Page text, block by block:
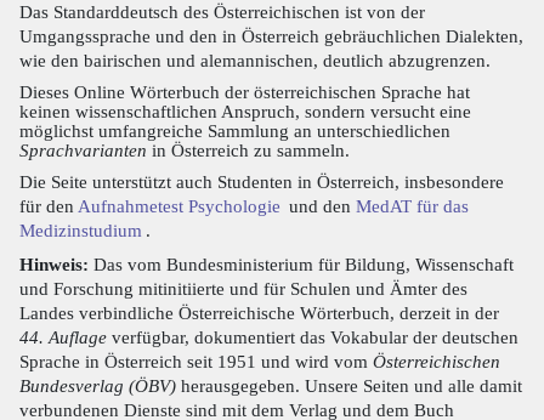
Das Standarddeutsch des Österreichischen ist von der
Umgangssprache und den in Österreich gebräuchlichen Dialekten,
wie den bairischen und alemannischen, deutlich abzugrenzen.
Dieses Online Wörterbuch der österreichischen Sprache hat
keinen wissenschaftlichen Anspruch, sondern versucht eine
möglichst umfangreiche Sammlung an unterschiedlichen
Sprachvarianten in Österreich zu sammeln.
Die Seite unterstützt auch Studenten in Österreich, insbesondere
für den Aufnahmetest Psychologie und den MedAT für das
Medizinstudium .
Hinweis: Das vom Bundesministerium für Bildung, Wissenschaft
und Forschung mitinitiierte und für Schulen und Ämter des
Landes verbindliche Österreichische Wörterbuch, derzeit in der
44. Auflage verfügbar, dokumentiert das Vokabular der deutschen
Sprache in Österreich seit 1951 und wird vom Österreichischen
Bundesverlag (ÖBV) herausgegeben. Unsere Seiten und alle damit
verbundenen Dienste sind mit dem Verlag und dem Buch